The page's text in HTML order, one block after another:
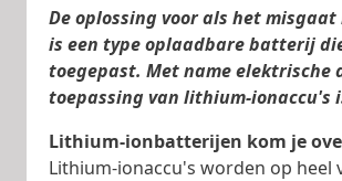
De oplossing voor als het
is een type oplaadbare batterij
toegepast. Met name elektrische
toepassing van lithium-ionaccu's
Lithium-ionbatterijen kom je
Lithium-ionaccu's worden op heel